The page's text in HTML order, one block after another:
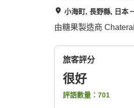
小海町, 長野縣, 日本
由糖果製造商
旅客評分
很好
評語數量： 701